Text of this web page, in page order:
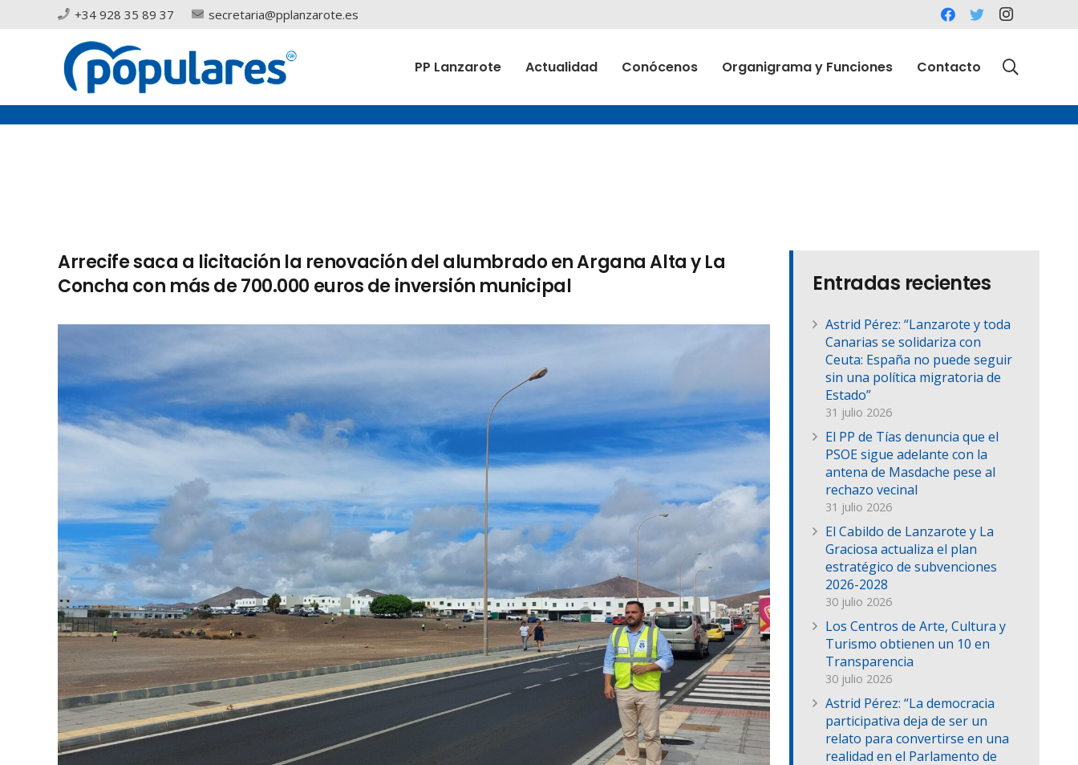
+34 928 35 89 37 secretaria@pplanzarote.es
PP Lanzarote Actualidad Conócenos Organigrama y Funciones Contacto
Arrecife saca a licitación la renovación del alumbrado en Argana Alta y La
Concha con más de 700.000 euros de inversión municipal
Entradas recientes
Astrid Pérez: “Lanzarote y toda
Canarias se solidariza con
Ceuta: España no puede seguir
sin una política migratoria de
Estado”
31 julio 2026
El PP de Tías denuncia que el
PSOE sigue adelante con la
antena de Masdache pese al
rechazo vecinal
31 julio 2026
El Cabildo de Lanzarote y La
Graciosa actualiza el plan
estratégico de subvenciones
2026-2028
30 julio 2026
Los Centros de Arte, Cultura y
Turismo obtienen un 10 en
Transparencia
30 julio 2026
Astrid Pérez: “La democracia
participativa deja de ser un
relato para convertirse en una
realidad en el Parlamento de